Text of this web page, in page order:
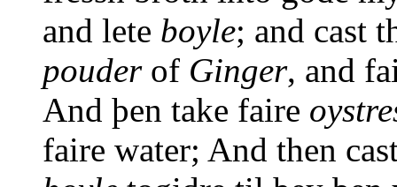
and lete boyle; and cast
pouderof Ginger, and
And þen take faire
faire water; And then